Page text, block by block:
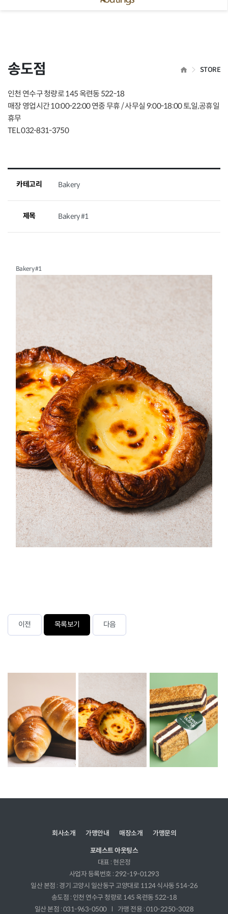
송도점
인천 연수구 청량로 145 옥련동 522-18
매장 영업시간 10:00-22:00 연중 무휴 / 사무실 9:00-18:00 토,일,공휴일
휴무
TEL 032-831-3750
HOMESTORE
카테고리 Bakery
제목 Bakery #1
Bakery #1
이전 목록보기 다음
회사소개 가맹안내 매장소개 가맹문의
포레스트 아웃팅스
대표 : 현은정
사업자 등록번호 : 292-19-01293
일산 본점 : 경기 고양시 일산동구 고양대로 1124 식사동 514-26
송도점 : 인천 연수구 청량로 145 옥련동 522-18
일산 본점 : 031-963-0500
가맹 전용 : 010-2250-3028